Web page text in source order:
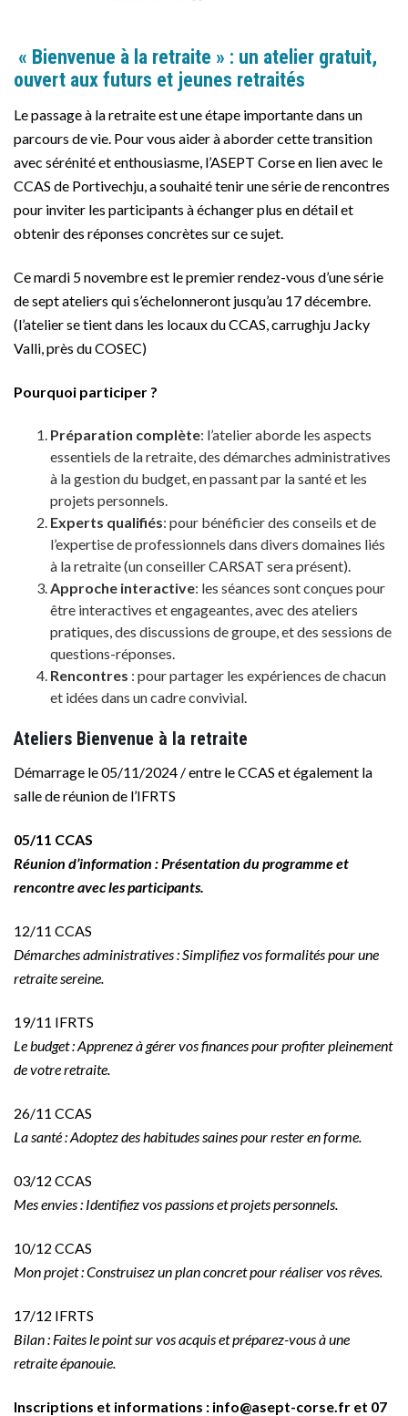
« Bienvenue à la retraite » : un atelier gratuit,
ouvert aux futurs et jeunes retraités
Le passage à laretraiteest une étape importante dans un
parcours de vie. Pour vous aider à aborder cette transition
avec sérénité et enthousiasme, l’ASEPT Corse en lien avec le
CCAS de Portivechju, a souhaité tenir une série de rencontres
pour inviter les participants à échanger plus en détail et
obtenir des réponses concrètes sur ce sujet.
Ce mardi 5 novembre est le premier rendez-vous d’une série
de sept ateliers qui s’échelonneront jusqu’au 17 décembre.
(l’atelier se tient dans les locaux du CCAS, carrughju Jacky
Valli, près du COSEC)
Pourquoi participer ?
Préparation complète: l’atelier aborde les aspects
essentiels de la retraite, des démarches administratives
à la gestion du budget, en passant par la santé et les
projets personnels.
Experts qualifiés: pour bénéficier des conseils et de
l’expertise de professionnels dans divers domaines liés
à la retraite (un conseiller CARSAT sera présent).
Approche interactive: les séances sont conçues pour
être interactives et engageantes, avec des ateliers
pratiques, des discussions de groupe, et des sessions de
questions-réponses.
Rencontres : pour partager les expériences de chacun
et idées dans un cadre convivial.
Ateliers Bienvenue à la retraite
Démarrage le 05/11/2024 / entre le CCAS et également la
salle de réunion de l’IFRTS
05/11 CCAS
Réunion d’information : Présentation du programme et
rencontre avec les participants.
12/11 CCAS
Démarches administratives : Simplifiez vos formalités pour une
retraite sereine.
19/11 IFRTS
Le budget : Apprenez à gérer vos finances pour profiter pleinement
de votre retraite.
26/11 CCAS
La santé : Adoptez des habitudes saines pour rester en forme.
03/12 CCAS
Mes envies : Identifiez vos passions et projets personnels.
10/12 CCAS
Mon projet : Construisez un plan concret pour réaliser vos rêves.
17/12 IFRTS
Bilan : Faites le point sur vos acquis et préparez-vous à une
retraite épanouie.
Inscriptions et informations : info@asept-corse.fr et 07